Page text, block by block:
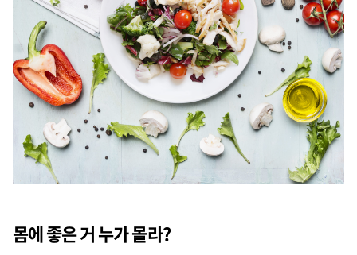
몸에 좋은 거 누가 몰라?